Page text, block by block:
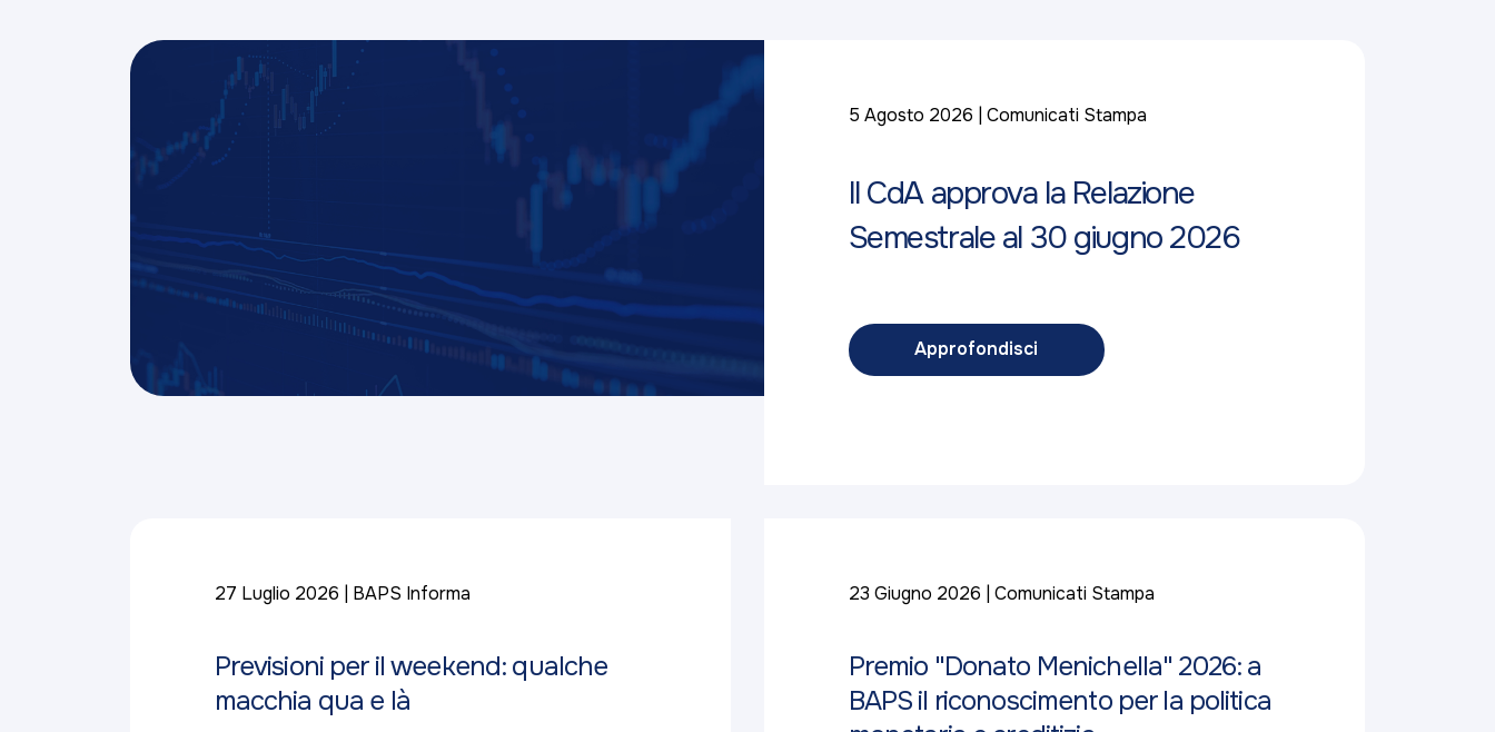
5 Agosto 2026 Comunicati Stampa
Il CdA approva la Relazione
Semestrale al 30 giugno 2026
Approfondisci
27 Luglio 2026 BAPS Informa
Previsioni per il weekend: qualche
macchia qua e là
23 Giugno 2026 Comunicati Stampa
Premio "Donato Menichella" 2026: a
BAPS il riconoscimento per la politica